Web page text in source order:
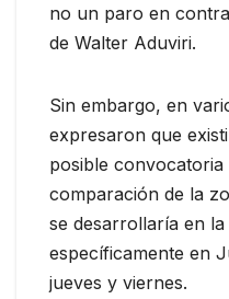
no un paro en
de Walter Aduviri.
Sin embargo, en
expresaron que
posible
comparación de la
se desarrollaría en
específicamente en
jueves y viernes.